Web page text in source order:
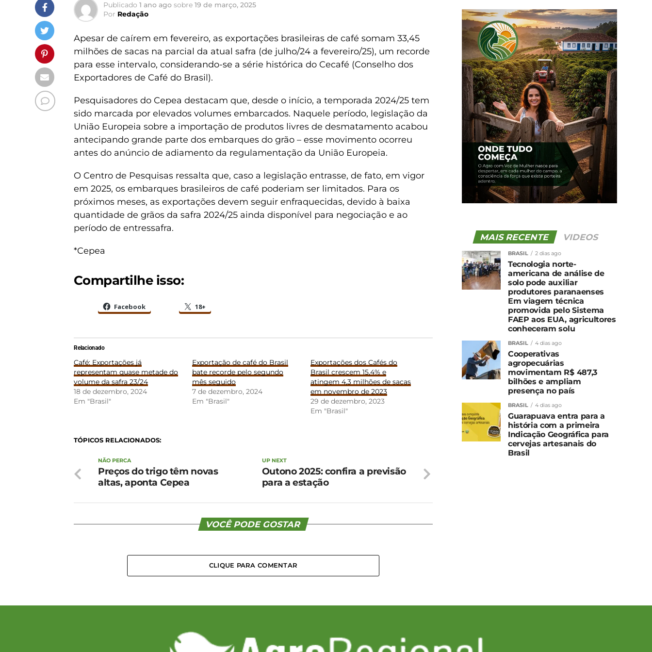
Publicado 1 ano ago sobre 19 de março, 2025
Por Redação
Apesar de caírem em fevereiro, as exportações brasileiras de café somam 33,45
milhões de sacas na parcial da atual safra (de julho/24 a fevereiro/25), um recorde
para esse intervalo, considerando-se a série histórica do Cecafé (Conselho dos
Exportadores de Café do Brasil).
Pesquisadores do Cepea destacam que, desde o início, a temporada 2024/25 tem
sido marcada por elevados volumes embarcados. Naquele período, legislação da
União Europeia sobre a importação de produtos livres de desmatamento acabou
antecipando grande parte dos embarques do grão – esse movimento ocorreu
antes do anúncio de adiamento da regulamentação da União Europeia.
O Centro de Pesquisas ressalta que, caso a legislação entrasse, de fato, em vigor
em 2025, os embarques brasileiros de café poderiam ser limitados. Para os
próximos meses, as exportações devem seguir enfraquecidas, devido à baixa
quantidade de grãos da safra 2024/25 ainda disponível para negociação e ao
período de entressafra.
*Cepea
Compartilhe isso:
Facebook 18+
Relacionado
Café: Exportações já
representam quase metade do
volume da safra 23/24
18 de dezembro, 2024
Em "Brasil"
Exportação de café do Brasil
bate recorde pelo segundo
mês seguido
7 de dezembro, 2024
Em "Brasil"
Exportações dos Cafés do
Brasil crescem 15,4% e
atingem 4,3 milhões de sacas
em novembro de 2023
29 de dezembro, 2023
Em "Brasil"
TÓPICOS RELACIONADOS:
UP NEXT
Outono 2025: confira a previsão
para a estação
NÃO PERCA
Preços do trigo têm novas
altas, aponta Cepea
VOCÊ PODE GOSTAR
CLIQUE PARA COMENTAR
MAIS RECENTE VIDEOS
BRASIL 2 dias ago
Tecnologia norte-
americana de análise de
solo pode auxiliar
produtores paranaenses
Em viagem técnica
promovida pelo Sistema
FAEP aos EUA, agricultores
conheceram solu
BRASIL 4 dias ago
Cooperativas
agropecuárias
movimentam R$ 487,3
bilhões e ampliam
presença no país
BRASIL 4 dias ago
Guarapuava entra para a
história com a primeira
Indicação Geográfica para
cervejas artesanais do
Brasil